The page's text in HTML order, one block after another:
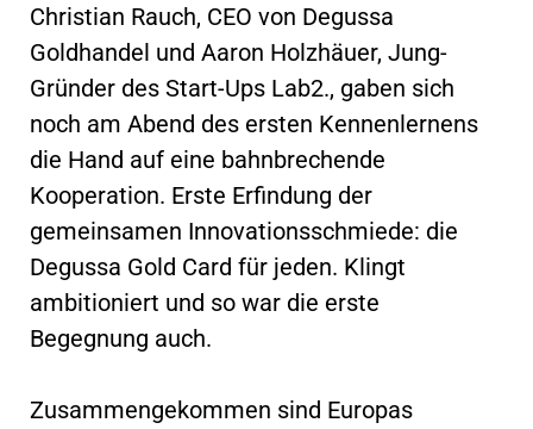
Christian Rauch, CEO von Degussa
Goldhandel und Aaron Holzhäuer, Jung-
Gründer des Start-Ups Lab2., gaben sich
noch am Abend des ersten Kennenlernens
die Hand auf eine bahnbrechende
Kooperation. Erste Erfindung der
gemeinsamen Innovationsschmiede: die
Degussa Gold Card für jeden. Klingt
ambitioniert und so war die erste
Begegnung auch.
Zusammengekommen sind Europas